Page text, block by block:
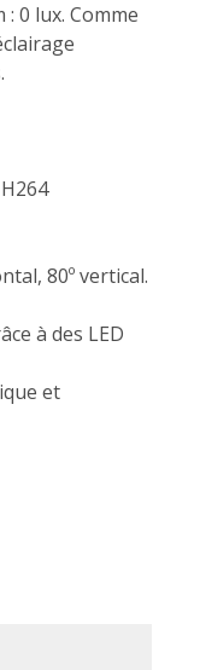
0 lux. Comme
80º vertical.
à des LED
et